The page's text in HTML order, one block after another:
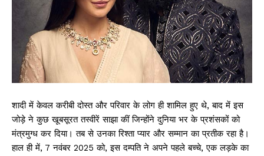
शादी में केवल करीबी दोस्त और परिवार के लोग ही शामिल हुए थे, बाद में इस
जोड़े ने कुछ खूबसूरत तस्वीरें साझा कीं जिन्होंने दुनिया भर के प्रशंसकों को
मंत्रमुग्ध कर दिया। तब से उनका रिश्ता प्यार और सम्मान का प्रतीक रहा है।
हाल ही में, 7 नवंबर 2025 को, इस दम्पति ने अपने पहले बच्चे, एक लड़के का